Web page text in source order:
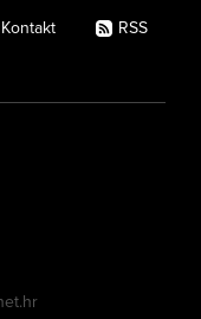
Kontakt RSS